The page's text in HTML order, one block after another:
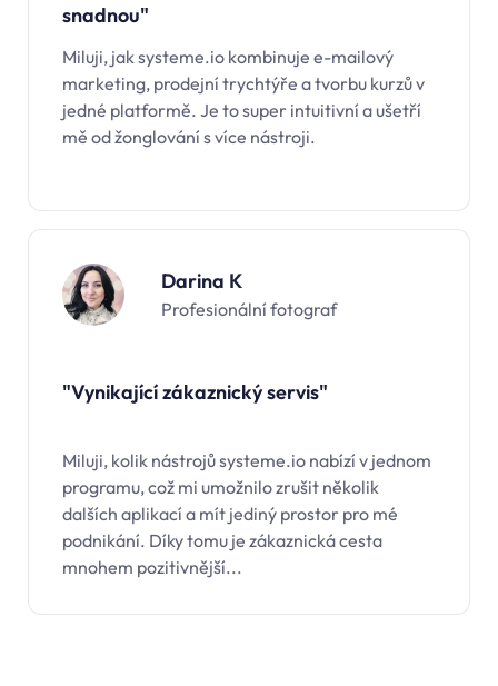
snadnou"
Miluji, jaksysteme.io kombinuje e-mailový
marketing, prodejní trychtýře a tvorbu kurzů v
jedné platformě. Je to super intuitivní a ušetří
mě od žonglování s více nástroji.
Darina K
Profesionální fotograf
"Vynikající zákaznický servis"
Miluji, kolik nástrojůsysteme.io nabízí v jednom
programu, což mi umožnilo zrušit několik
dalších aplikací a mít jediný prostor pro mé
podnikání. Díky tomu je zákaznická cesta
mnohem pozitivnější...